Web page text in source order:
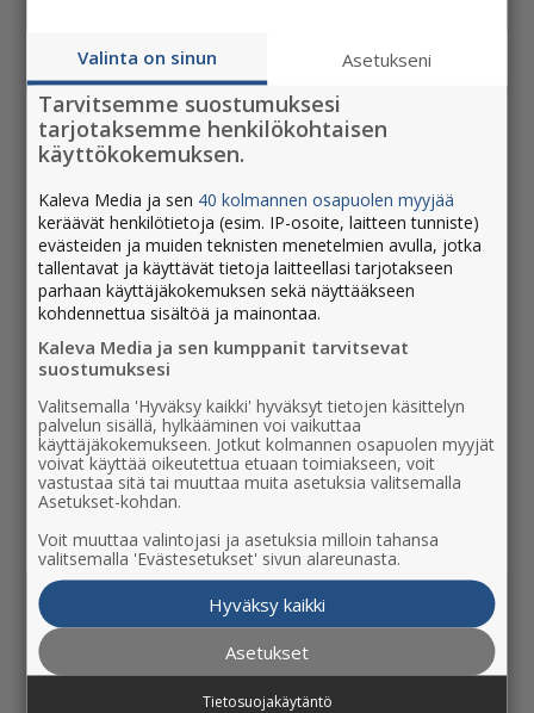
AVAINSANAT
blogit hyväntekeväisyys ihmiset
joululahja
liiketoiminta
lorien nimitysuutinen oulu
paino ja jakelu
palkinnot
podcast päätoimittaja radio 1899
rantalakeus
sanna keskinen
toimitalot
tuotteet ja palvelut
KATEGORIAT
Valinta on sinun Asetukseni
Tarvitsemme suostumuksesi
tarjotaksemme henkilökohtaisen
käyttökokemuksen.
Kaleva Media ja sen 40 kolmannen osapuolen myyjää
keräävät henkilötietoja (esim. IP-osoite, laitteen tunniste)
evästeiden ja muiden teknisten menetelmien avulla, jotka
tallentavat ja käyttävät tietoja laitteellasi tarjotakseen
parhaan käyttäjäkokemuksen sekä näyttääkseen
kohdennettua sisältöä ja mainontaa.
Kaleva Media ja sen kumppanit tarvitsevat
suostumuksesi
Valitsemalla 'Hyväksy kaikki' hyväksyt tietojen käsittelyn
palvelun sisällä, hylkääminen voi vaikuttaa
käyttäjäkokemukseen. Jotkut kolmannen osapuolen myyjät
voivat käyttää oikeutettua etuaan toimiakseen, voit
vastustaa sitä tai muuttaa muita asetuksia valitsemalla
Asetukset-kohdan.
Voit muuttaa valintojasi ja asetuksia milloin tahansa
valitsemalla 'Evästesetukset' sivun alareunasta.
Hyväksy kaikki
Asetukset
Tietosuojakäytäntö